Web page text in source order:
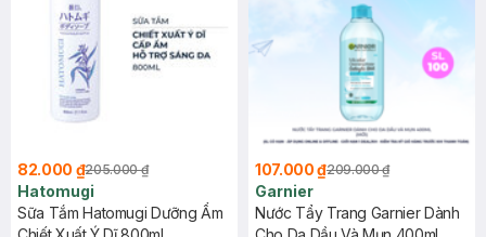
82.000 ₫205.000 ₫
Hatomugi
Sữa Tắm Hatomugi Dưỡng Ẩm
107.000 ₫209.000 ₫
Garnier
Nước Tẩy Trang Garnier Dành